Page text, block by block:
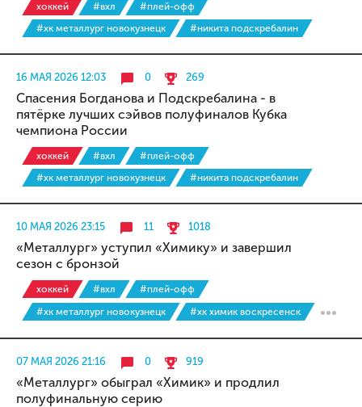
хоккей #вхл
#плей-офф
#хк металлург новокузнецк
#никита подскребалин
16 МАЯ 2026 12:03 0 269
Спасения Богданова и Подскребалина - в
пятёрке лучших сэйвов полуфиналов Кубка
чемпиона России
хоккей #вхл
#плей-офф
#хк металлург новокузнецк
#никита подскребалин
10 МАЯ 2026 23:15 11 1018
«Металлург» уступил «Химику» и завершил
сезон с бронзой
хоккей #вхл
#плей-офф
#хк металлург новокузнецк
#хк химик воскресенск
07 МАЯ 2026 21:16 0 919
«Металлург» обыграл «Химик» и продлил
полуфинальную серию